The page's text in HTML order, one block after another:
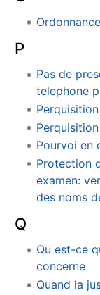
P
Pas de
telephone
Pourvoi en
Protection
examen:
des noms
Q
Qu est-ce
concerne
Quand la